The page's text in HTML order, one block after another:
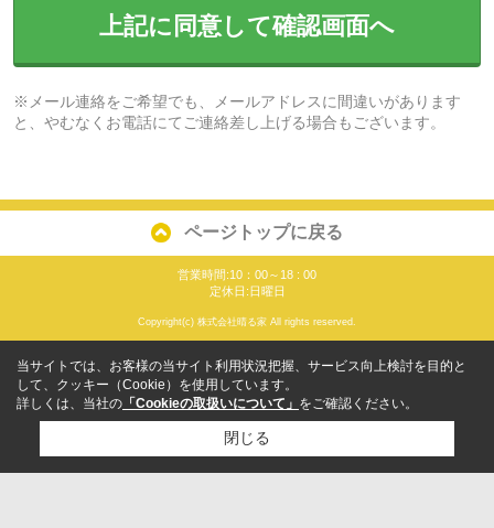
上記に同意して確認画面へ
※メール連絡をご希望でも、メールアドレスに間違いがあります
と、やむなくお電話にてご連絡差し上げる場合もございます。
ページトップに戻る
営業時間:10：00～18 : 00
定休日:日曜日
Copyright(c) 株式会社晴る家 All rights reserved.
当サイトでは、お客様の当サイト利用状況把握、サービス向上検討を目的と
して、クッキー（Cookie）を使用しています。
詳しくは、当社の 「Cookieの取扱いについて」 をご確認ください。
閉じる